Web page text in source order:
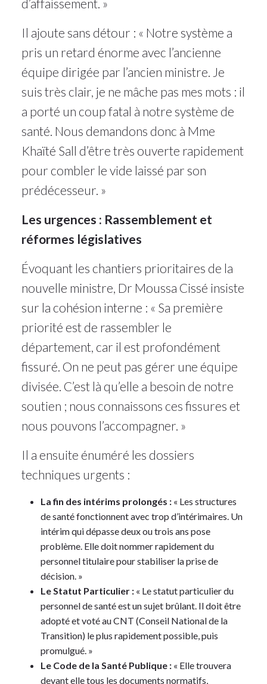
d’affaissement. »
Il ajoute sans détour : « Notre système a
pris un retard énorme avec l’ancienne
équipe dirigée par l’ancien ministre. Je
suis très clair, je ne mâche pas mes mots : il
a porté un coup fatal à notre système de
santé. Nous demandons donc à Mme
Khaïté Sall d’être très ouverte rapidement
pour combler le vide laissé par son
prédécesseur. »
Les urgences : Rassemblement et
réformes législatives
Évoquant les chantiers prioritaires de la
nouvelle ministre, Dr Moussa Cissé insiste
sur la cohésion interne : « Sa première
priorité est de rassembler le
département, car il est profondément
fissuré. On ne peut pas gérer une équipe
divisée. C’est là qu’elle a besoin de notre
soutien ; nous connaissons ces fissures et
nous pouvons l’accompagner. »
Il a ensuite énuméré les dossiers
techniques urgents :
La fin des intérims prolongés : « Les structures
de santé fonctionnent avec trop d’intérimaires. Un
intérim qui dépasse deux ou trois ans pose
problème. Elle doit nommer rapidement du
personnel titulaire pour stabiliser la prise de
décision. »
Le Statut Particulier : « Le statut particulier du
personnel de santé est un sujet brûlant. Il doit être
adopté et voté au CNT (Conseil National de la
Transition) le plus rapidement possible, puis
promulgué. »
Le Code de la Santé Publique : « Elle trouvera
devant elle tous les documents normatifs,